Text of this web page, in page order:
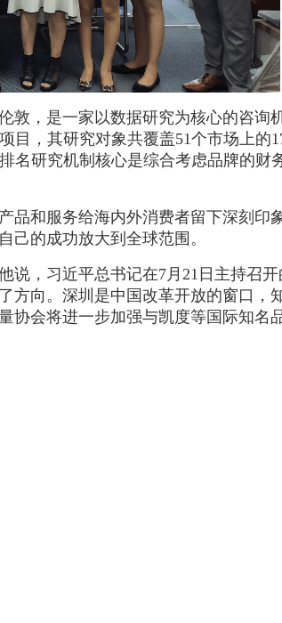
敦，是一家以数据研究为核心的咨
目，其研究对象共覆盖51个市场上
名研究机制核心是综合考虑品牌的
品和服务给海内外消费者留下深刻
己的成功放大到全球范围。
说，习近平总书记在7月21日主持召
方向。深圳是中国改革开放的窗口
协会将进一步加强与凯度等国际知